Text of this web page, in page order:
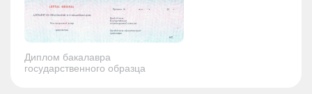
Диплом бакалавра
государственного образца